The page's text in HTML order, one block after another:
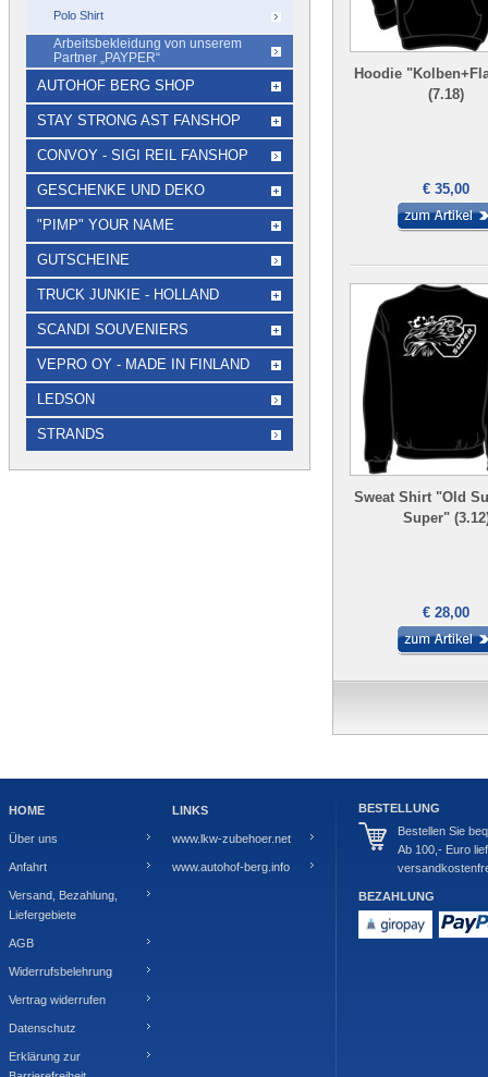
Hoodie
(7.18)
€ 35,00
Sweat Shirt "Old
Super"
€ 28,00
Polo Shirt
Arbeitsbekleidung von unserem
Partner „PAYPER“
AUTOHOF BERG SHOP
STAY STRONG AST FANSHOP
CONVOY - SIGI REIL FANSHOP
GESCHENKE UND DEKO
"PIMP" YOUR NAME
GUTSCHEINE
TRUCK JUNKIE - HOLLAND
SCANDI SOUVENIERS
VEPRO OY - MADE IN FINLAND
LEDSON
STRANDS
HOME
Über uns
Anfahrt
Versand, Bezahlung,
Liefergebiete
AGB
Widerrufsbelehrung
Vertrag widerrufen
Datenschutz
Erklärung zur
LINKS
www.lkw-zubehoer.net
www.autohof-berg.info
BESTELLUNG
Bestellen Sie
Ab 100,- Euro
BEZAHLUNG